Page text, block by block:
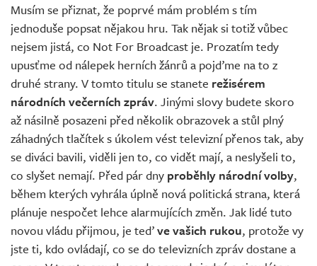
Musím se přiznat, že poprvé mám problém s tím
jednoduše popsat nějakou hru. Tak nějak si totiž vůbec
nejsem jistá, co Not For Broadcast je. Prozatím tedy
upusťme od nálepek herních žánrů a pojďme na to z
druhé strany. V tomto titulu se stanete režisérem
národních večerních zpráv. Jinými slovy budete skoro
až násilně posazeni před několik obrazovek a stůl plný
záhadných tlačítek s úkolem vést televizní přenos tak, aby
se diváci bavili, viděli jen to, co vidět mají, a neslyšeli to,
co slyšet nemají. Před pár dny proběhly národní volby,
během kterých vyhrála úplně nová politická strana, která
plánuje nespočet lehce alarmujících změn. Jak lidé tuto
novou vládu přijmou, je teďve vašich rukou, protože vy
jste ti, kdo ovládají, co se do televizních zpráv dostane a